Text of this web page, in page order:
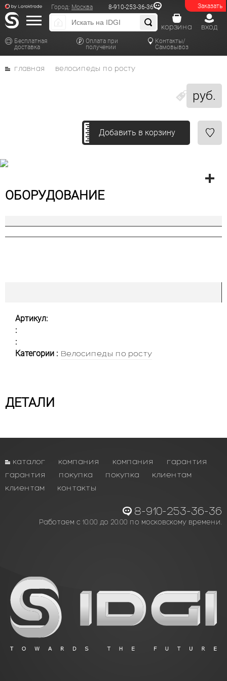
Заказать
Город: Москва 8-910-253-36-36
Бесплатная
доставка
Оплата при
получении
Контакты/
Самовывоз
вход
корзина
руб.
главная велосипеды по росту
Добавить в корзину
ОБОРУДОВАНИЕ
Артикул:
:
:
Категории : Велосипеды по росту
ДЕТАЛИ
каталог компания компания
гарантия
гарантия
покупка покупка
клиентам
клиентам
контакты
8-910-253-36-36
Работаем с 10.00 до 20.00 по московскому времени.